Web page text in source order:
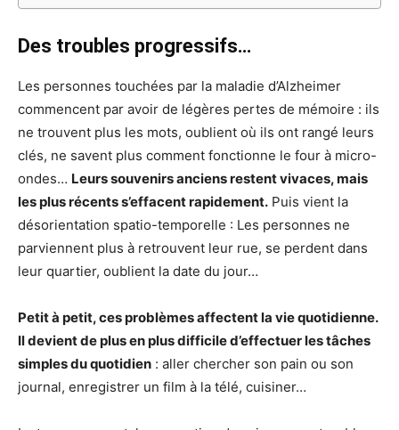
Des troubles progressifs…
Les personnes touchées par la maladie d’Alzheimer
commencent par avoir de légères pertes de mémoire : ils
ne trouvent plus les mots, oublient où ils ont rangé leurs
clés, ne savent plus comment fonctionne le four à micro-
ondes… Leurs souvenirs anciens restent vivaces, mais
les plus récents s’effacent rapidement. Puis vient la
désorientation spatio-temporelle : Les personnes ne
parviennent plus à retrouvent leur rue, se perdent dans
leur quartier, oublient la date du jour…
Petit à petit, ces problèmes affectent la vie quotidienne.
Il devient de plus en plus difficile d’effectuer les tâches
simples du quotidien : aller chercher son pain ou son
journal, enregistrer un film à la télé, cuisiner…